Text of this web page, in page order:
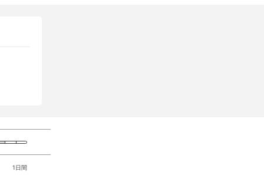
1日間